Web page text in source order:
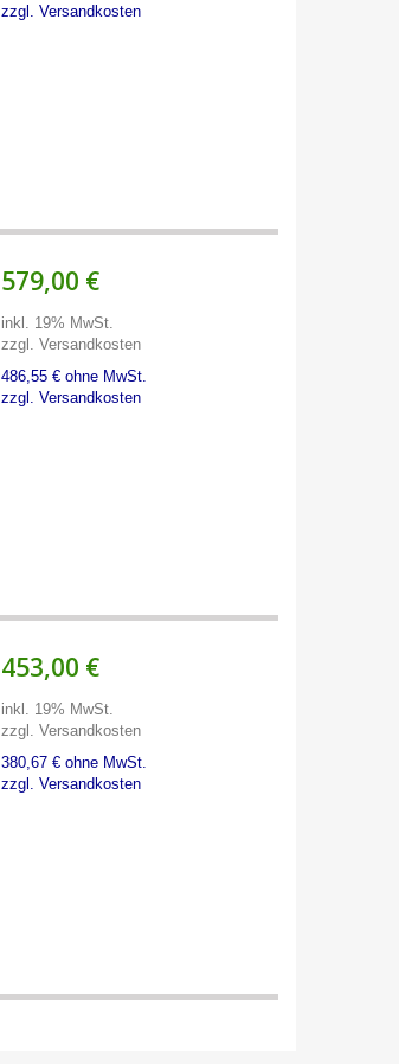
zzgl. Versandkosten
579,00 €
inkl. 19% MwSt.
zzgl. Versandkosten
486,55 € ohne MwSt.
zzgl. Versandkosten
453,00 €
inkl. 19% MwSt.
zzgl. Versandkosten
380,67 € ohne MwSt.
zzgl. Versandkosten